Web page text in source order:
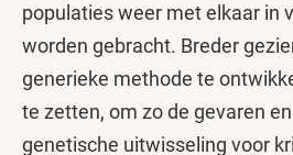
populaties weer met elkaar in
worden gebracht. Breder
generieke methode te
te zetten, om zo de gevaren
genetische uitwisseling voor